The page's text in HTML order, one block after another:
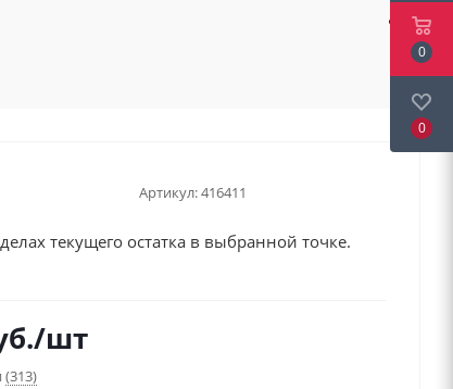
Артикул:416411
текущего остатка в выбранной точке.
/шт
(313)
0
0